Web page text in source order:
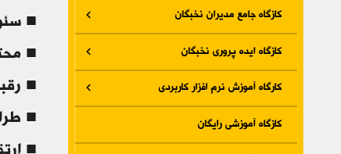
کازگاه جامع مدیران نخبگان
کازگاه ایده پروری نخبگان
کارگاه آموزش نرم افزار کاربردی
کازگاه آموزشی رایگان
■
■
■
■